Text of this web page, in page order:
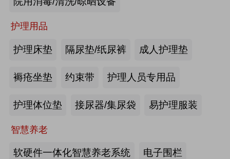
护理用品
护理床垫 隔尿垫/纸尿裤 成人护理垫
褥疮坐垫 约束带 护理人员专用品
护理体位垫 接尿器/集尿袋 易护理服装
智慧养老
软硬件一体化智慧养老系统 电子围栏
机构“一件事”上线
业陆家嘴峰会议程首发，早鸟通道同
步开放
来源:养老福祉圈 2026-07-23